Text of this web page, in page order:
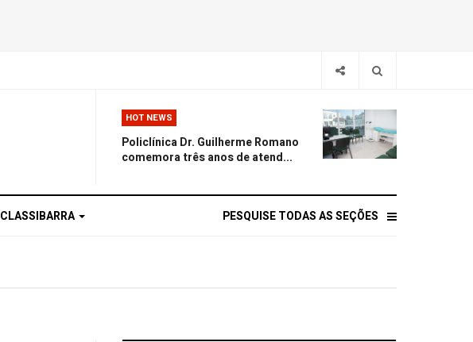
HOT NEWS
Policlínica Dr. Guilherme Romano
comemora três anos de atend...
CLASSIBARRA PESQUISE TODAS AS SEÇÕES